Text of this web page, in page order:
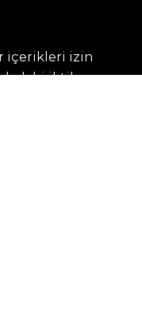
içerikleri izin
dahi iktibas